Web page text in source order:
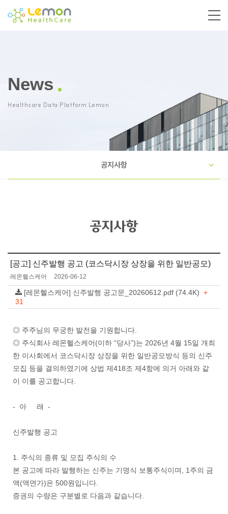
News
Healthcare Data Platform Lemon
공지사항
공지사항
[공고] 신주발행 공고 (코스닥시장 상장을 위한 일반공모)
레몬헬스케어 2026-06-12
[레몬헬스케어] 신주발행 공고문_20260612.pdf (74.4K) +
31
◎ 주주님의 무궁한 발전을 기원합니다.
◎ 주식회사 레몬헬스케어(이하 “당사”)는 2026년 4월 15일 개최
한 이사회에서 코스닥시장 상장을 위한 일반공모방식 등의 신주
모집 등을 결의하였기에 상법 제418조 제4항에 의거 아래와 같
이 이를 공고합니다.
- 아 래 -
신주발행 공고
1. 주식의 종류 및 모집 주식의 수
본 공고에 따라 발행하는 신주는 기명식 보통주식이며, 1주의 금
액(액면가)은 500원입니다.
증권의 수량은 구분별로 다음과 같습니다.